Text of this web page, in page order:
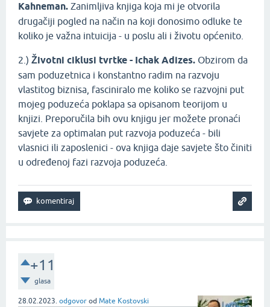
Kahneman. Zanimljiva knjiga koja mi je otvorila
drugačiji pogled na način na koji donosimo odluke te
koliko je važna intuicija - u poslu ali i životu općenito.
2.) Životni ciklusi tvrtke - Ichak Adizes. Obzirom da
sam poduzetnica i konstantno radim na razvoju
vlastitog biznisa, fasciniralo me koliko se razvojni put
mojeg poduzeća poklapa sa opisanom teorijom u
knjizi. Preporučila bih ovu knjigu jer možete pronaći
savjete za optimalan put razvoja poduzeća - bili
vlasnici ili zaposlenici - ova knjiga daje savjete što činiti
u određenoj fazi razvoja poduzeća.
+11
glasa
28.02.2023. odgovor od Mate Kostovski